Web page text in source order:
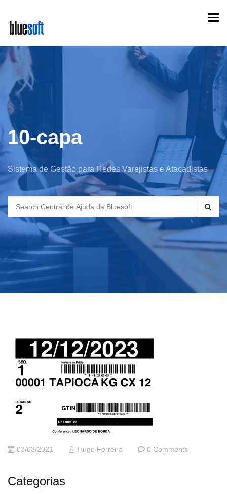
main
content
10-capa
Sistema de Gestão para Redes Varejistas e Atacadistas
Search
for:
03/03/2021 Hugo Ferreira 0 Comments
Categorias